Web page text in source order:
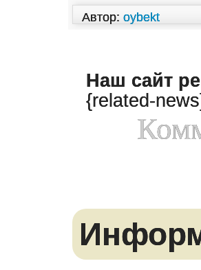
Автор: oybekt
Наш сайт
{related-